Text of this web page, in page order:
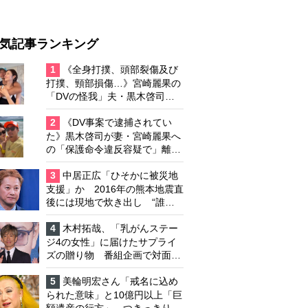
記事ランキング
1
《全身打撲、頭部裂傷及び
打撲、頸部損傷…》宮崎麗果の
「DVの怪我」夫・黒木啓司の
逮捕で始まる「夫婦の闘争」
2
《DV事案で逮捕されてい
た》黒木啓司が妻・宮崎麗果へ
の「保護命令違反容疑で」離婚
協議は「第二ステージ」へ
3
中居正広「ひそかに被災地
支援」か 2016年の熊本地震直
後には現地で炊き出し “誰に
も知られなくて良い”と、むし
ろ強まる福祉活動への思い
4
木村拓哉、「乳がんステー
ジ4の女性」に届けたサプライ
ズの贈り物 番組企画で対面し
たファンが、夢と希望を与える
心遣いに「うれしくて号泣しま
した」
5
美輪明宏さん「戒名に込め
られた意味」と10億円以上「巨